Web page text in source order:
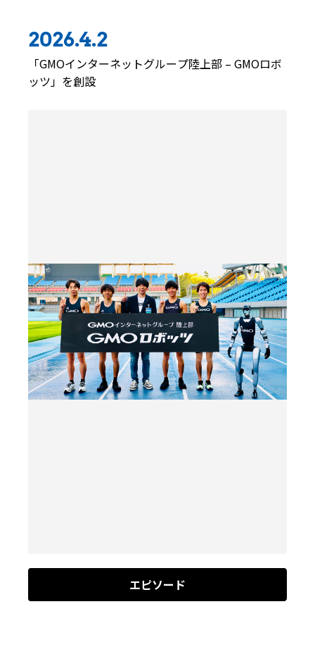
2026.4.2
「GMOインターネットグループ陸上部 – GMOロボ
ッツ」を創設
エピソード